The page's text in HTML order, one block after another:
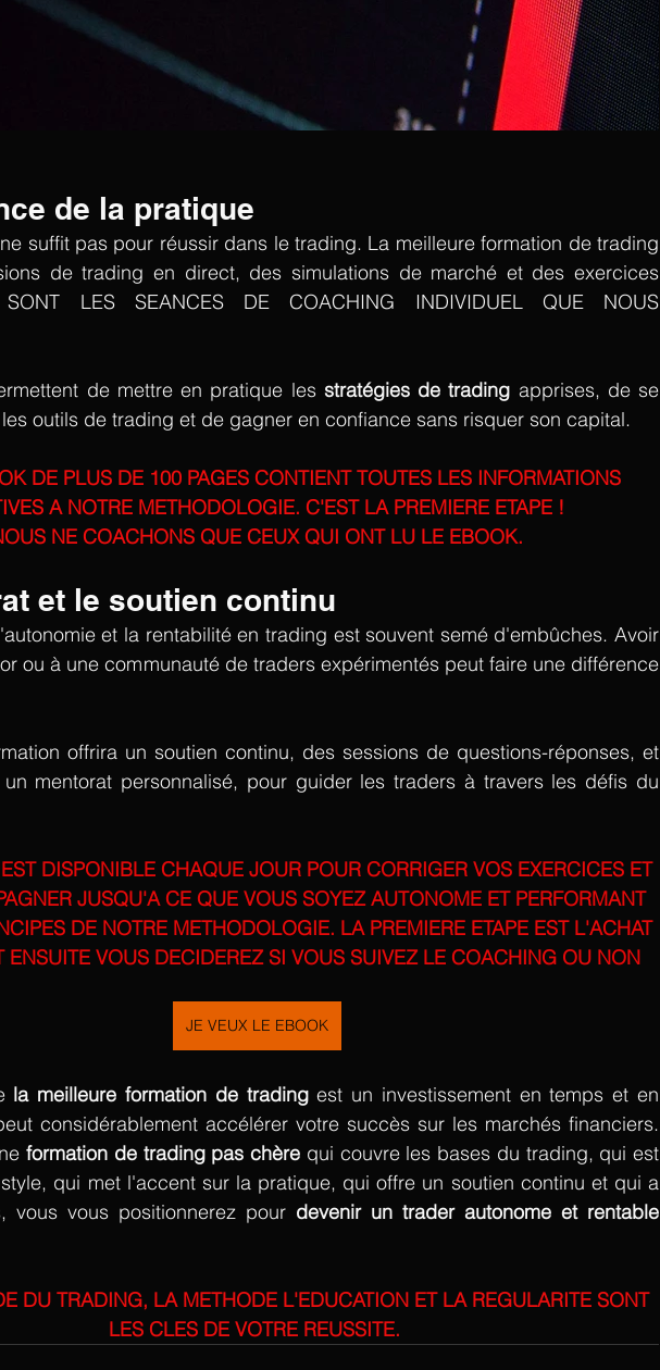
de la pratique
suffit pas pour réussir dans le trading. La meilleure formation de trading
de trading en direct, des simulations de marché et des exercices
LES SEANCES DE COACHING INDIVIDUEL QUE NOUS
de mettre en pratique les stratégies de trading apprises, de se
outils de trading et de gagner en confiance sans risquer son capital.
DE PLUS DE 100 PAGES CONTIENT TOUTES LES INFORMATIONS
A NOTRE METHODOLOGIE. C'EST LA PREMIERE ETAPE !
NE COACHONS QUE CEUX QUI ONT LU LE EBOOK.
et le soutien continu
et la rentabilité en trading est souvent semé d'embûches. Avoir
ou à une communauté de traders expérimentés peut faire une différence
mentorat personnalisé, pour guider les traders à travers les défis du
DISPONIBLE CHAQUE JOUR POUR CORRIGER VOS EXERCICES ET
JUSQU'A CE QUE VOUS SOYEZ AUTONOME ET PERFORMANT
DE NOTRE METHODOLOGIE. LA PREMIERE ETAPE EST L'ACHAT
ENSUITE VOUS DECIDEREZ SI VOUS SUIVEZ LE COACHING OU NON
JE VEUX LE EBOOK
la meilleure formation de trading est un investissement en temps et en
considérablement accélérer votre succès sur les marchés financiers.
formation de trading pas chère qui couvre les bases du trading, qui est
qui met l'accent sur la pratique, qui offre un soutien continu et qui a
vous vous positionnerez pour
DU TRADING, LA METHODE L'EDUCATION ET LA REGULARITE SONT
LES CLES DE VOTRE REUSSITE.